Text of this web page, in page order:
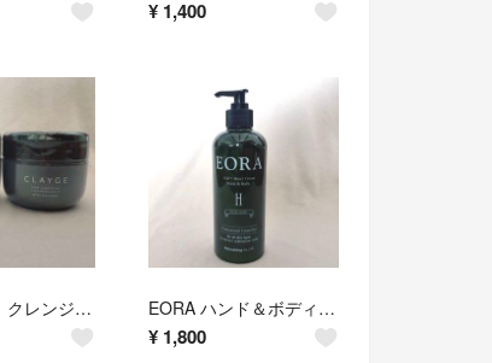
¥ 1,400
クレージュ クレンジングバーム 2個 EORA ハンド＆ボディクリーム 370g
¥ 1,800